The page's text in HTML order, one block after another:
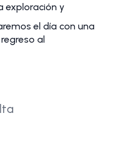
exploración y
el día con una
al